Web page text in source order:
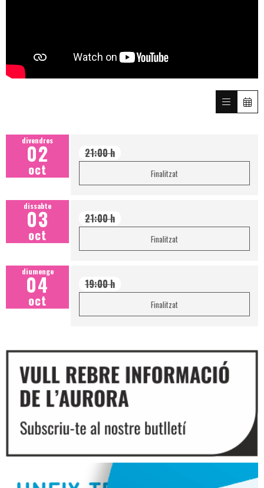
divendres
02
oct
21:00 h
Finalitzat
dissabte
03
oct
21:00 h
Finalitzat
diumenge
04
oct
19:00 h
Finalitzat